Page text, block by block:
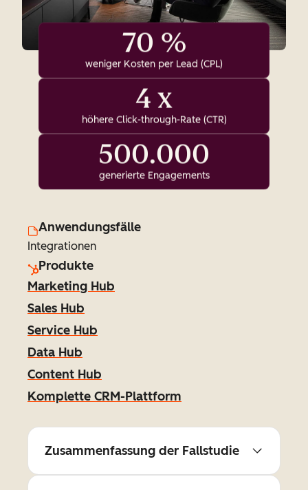
70 %
weniger Kosten per Lead (CPL)
4 x
höhere Click-through-Rate (CTR)
500.000
generierte Engagements
Anwendungsfälle
Integrationen
Produkte
Marketing Hub
Sales Hub
Service Hub
Data Hub
Content Hub
Komplette CRM-Plattform
Zusammenfassung der Fallstudie